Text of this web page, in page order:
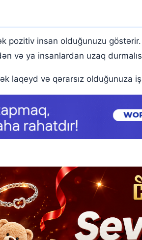
pozitiv insan olduğunuzu
və ya insanlardan uzaq
laqeyd və qərarsız olduğunuza